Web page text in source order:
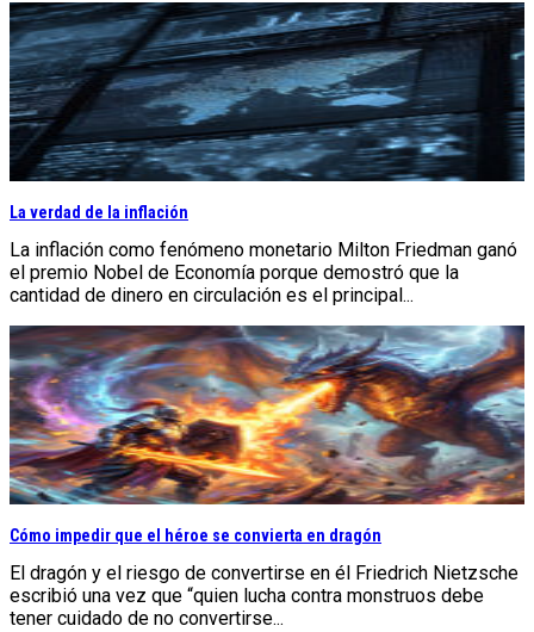
La verdad de la inflación
La inflación como fenómeno monetario Milton Friedman ganó
el premio Nobel de Economía porque demostró que la
cantidad de dinero en circulación es el principal...
Cómo impedir que el héroe se convierta en dragón
El dragón y el riesgo de convertirse en él Friedrich Nietzsche
escribió una vez que “quien lucha contra monstruos debe
tener cuidado de no convertirse...